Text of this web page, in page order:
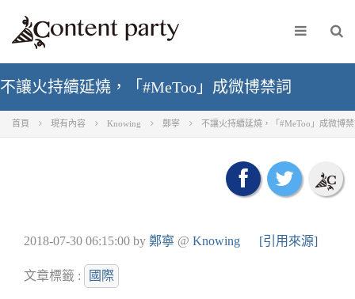
不讓火持續延燒，「#MeToo」成微博禁詞
首頁 現有內容 Knowing 鄭寧 不讓火持續延燒，「#MeToo」成微博
2018-07-30 06:15:00 by 鄭寧 @ Knowing [引用來源]
文章標籤 : 國際